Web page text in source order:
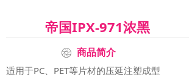
帝国IPX-971浓黑
商品简介
适用于PC、PET等片材的压延注塑成型
ꁵ